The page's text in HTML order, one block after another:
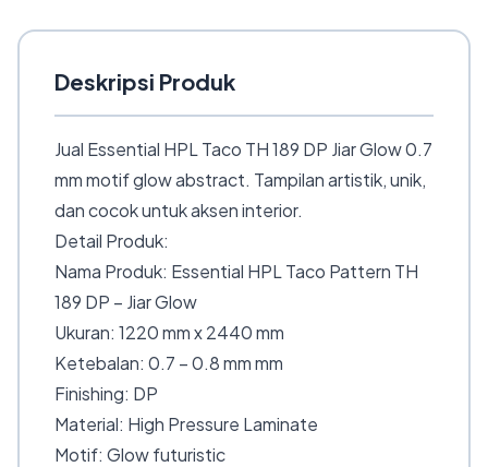
Deskripsi Produk
Jual Essential HPL Taco TH 189 DP Jiar Glow 0.7
mm motif glow abstract. Tampilan artistik, unik,
dan cocok untuk aksen interior.
Detail Produk:
Nama Produk: Essential HPL Taco Pattern TH
189 DP – Jiar Glow
Ukuran: 1220 mm x 2440 mm
Ketebalan: 0.7 – 0.8 mm mm
Finishing: DP
Material: High Pressure Laminate
Motif: Glow futuristic